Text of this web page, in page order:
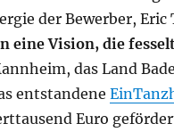
der Bewer­ber,
eine Visi­on, die
das Land
ent­stan­de­ne
Euro